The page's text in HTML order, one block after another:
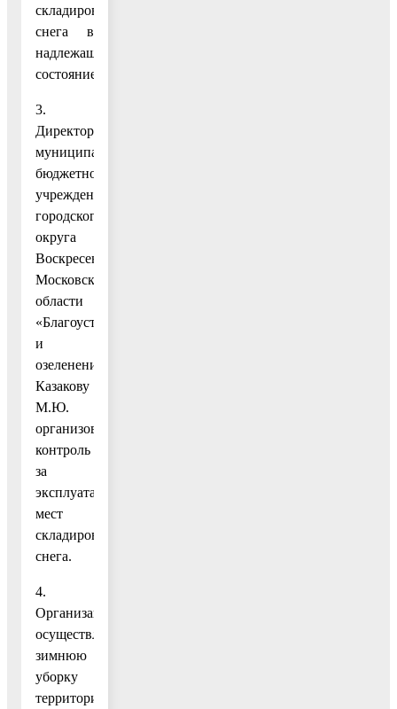
складирования
снега в
надлежащее
состояние.
3.
Директору
муниципального
бюджетного
учреждения
городского
округа
Воскресенск
Московской
области
«Благоустройство
и
озеленение»
Казакову
М.Ю.
организовать
контроль
за
эксплуатацией
мест
складирования
снега.
4.
Организациям,
осуществляющим
зимнюю
уборку
территории